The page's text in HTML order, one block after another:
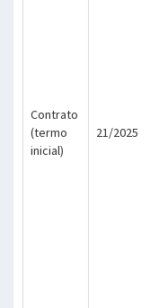
Contrato
(termo
inicial)
21/2025